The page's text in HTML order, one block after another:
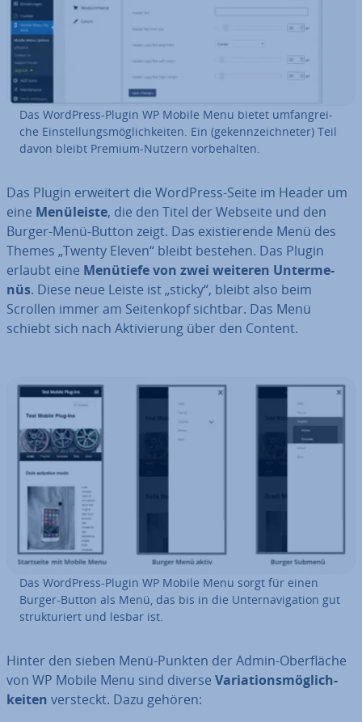
Das WordPress-Plugin WP Mobile Menu bietet um­fang­rei­
che Ein­stel­lungs­mög­lich­kei­ten. Ein (ge­kenn­zeich­ne­ter) Teil
davon bleibt Premium-Nutzern vor­be­hal­ten.
Das Plugin erweitert die WordPress-Seite im Header um
eine Me­nü­leis­te, die den Titel der Webseite und den
Burger-Menü-Button zeigt. Das exis­tie­ren­de Menü des
Themes „Twenty Eleven“ bleibt bestehen. Das Plugin
erlaubt eine Menütiefe von zwei weiteren Un­ter­me­
nüs. Diese neue Leiste ist „sticky“, bleibt also beim
Scrollen immer am Sei­ten­kopf sichtbar. Das Menü
schiebt sich nach Ak­ti­vie­rung über den Content.
Das WordPress-Plugin WP Mobile Menu sorgt für einen
Burger-Button als Menü, das bis in die Un­ter­na­vi­ga­ti­on gut
struk­tu­riert und lesbar ist.
Hinter den sieben Menü-Punkten der Admin-Ober­flä­che
von WP Mobile Menu sind diverse Va­ria­ti­ons­mög­lich­
kei­ten versteckt. Dazu gehören: